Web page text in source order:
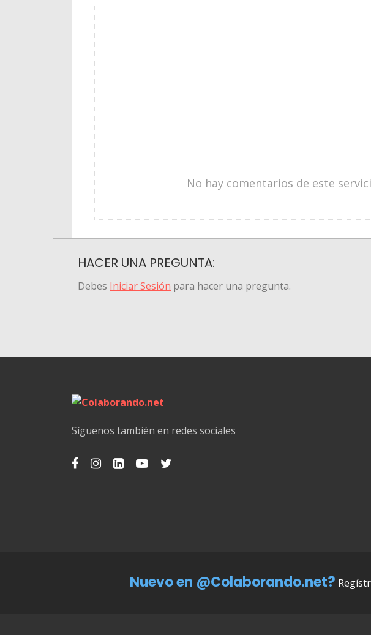
No hay comentarios de este
HACER UNA PREGUNTA:
Debes Iniciar Sesión para hacer una pregunta.
Síguenos también en redes sociales
Nuevo en @Colaborando.net?